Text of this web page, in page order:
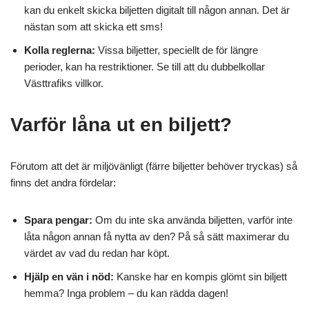
kan du enkelt skicka biljetten digitalt till någon annan. Det är
nästan som att skicka ett sms!
Kolla reglerna: Vissa biljetter, speciellt de för längre
perioder, kan ha restriktioner. Se till att du dubbelkollar
Västtrafiks villkor.
Varför låna ut en biljett?
Förutom att det är miljövänligt (färre biljetter behöver tryckas) så
finns det andra fördelar:
Spara pengar: Om du inte ska använda biljetten, varför inte
låta någon annan få nytta av den? På så sätt maximerar du
värdet av vad du redan har köpt.
Hjälp en vän i nöd: Kanske har en kompis glömt sin biljett
hemma? Inga problem – du kan rädda dagen!